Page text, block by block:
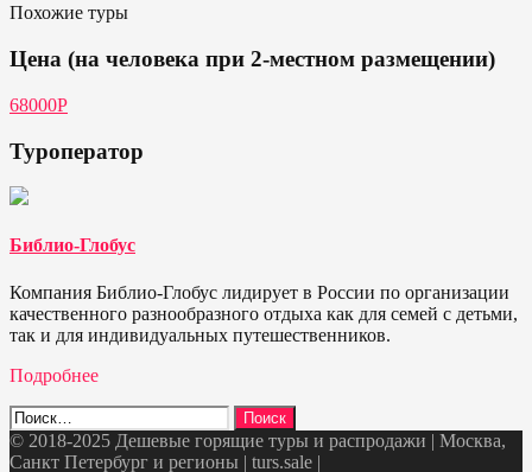
Похожие туры
Цена (на человека при 2-местном размещении)
68000Р
Туроператор
Библио-Глобус
Компания Библио-Глобус лидирует в России по организации
качественного разнообразного отдыха как для семей с детьми,
так и для индивидуальных путешественников.
Подробнее
Найти:
© 2018-2025 Дешевые горящие туры и распродажи | Москва,
Санкт Петербург и регионы | turs.sale |